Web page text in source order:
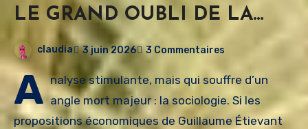
LE GRAND OUBLI DE LA
GAUCHE ?
claudia 3 juin 2026 3 Commentaires
A nalyse stimulante, mais qui souffre d’un
angle mort majeur : la sociologie. Si les
propositions économiques de Guillaume Étievant